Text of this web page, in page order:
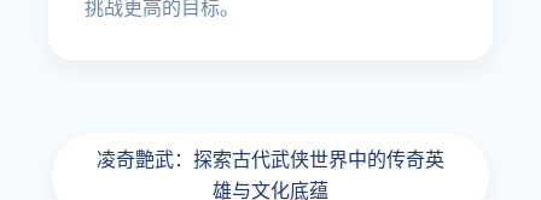
挑战更高的目标。
凌奇艶武：探索古代武侠世界中的传奇英
雄与文化底蕴